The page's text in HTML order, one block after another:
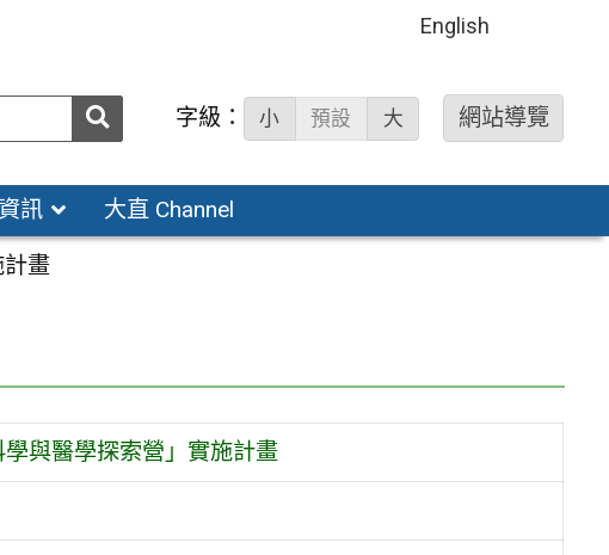
English
送出 字級： 小 預設 大 網站導覽
訊 大直 Channel
畫
與醫學探索營」實施計畫